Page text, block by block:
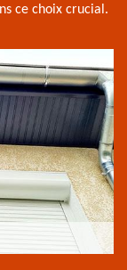
ce choix crucial.